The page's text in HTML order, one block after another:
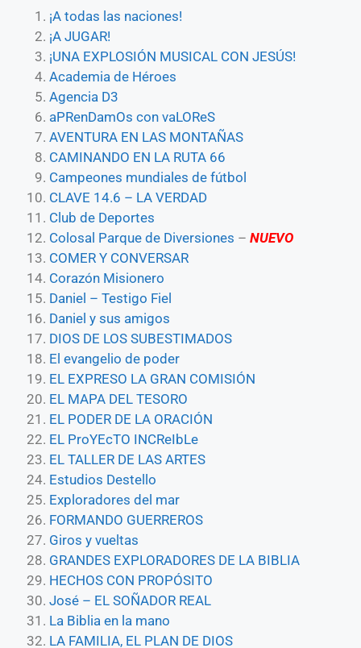
¡A todas las naciones!
¡A JUGAR!
¡UNA EXPLOSIÓN MUSICAL CON JESÚS!
Academia de Héroes
Agencia D3
aPRenDamOs con vaLOReS
AVENTURA EN LAS MONTAÑAS
CAMINANDO EN LA RUTA 66
Campeones mundiales de fútbol
CLAVE 14.6 – LA VERDAD
Club de Deportes
Colosal Parque de Diversiones – NUEVO
COMER Y CONVERSAR
Corazón Misionero
Daniel – Testigo Fiel
Daniel y sus amigos
DIOS DE LOS SUBESTIMADOS
El evangelio de poder
EL EXPRESO LA GRAN COMISIÓN
EL MAPA DEL TESORO
EL PODER DE LA ORACIÓN
EL ProYEcTO INCReIbLe
EL TALLER DE LAS ARTES
Estudios Destello
Exploradores del mar
FORMANDO GUERREROS
Giros y vueltas
GRANDES EXPLORADORES DE LA BIBLIA
HECHOS CON PROPÓSITO
José – EL SOÑADOR REAL
La Biblia en la mano
LA FAMILIA, EL PLAN DE DIOS